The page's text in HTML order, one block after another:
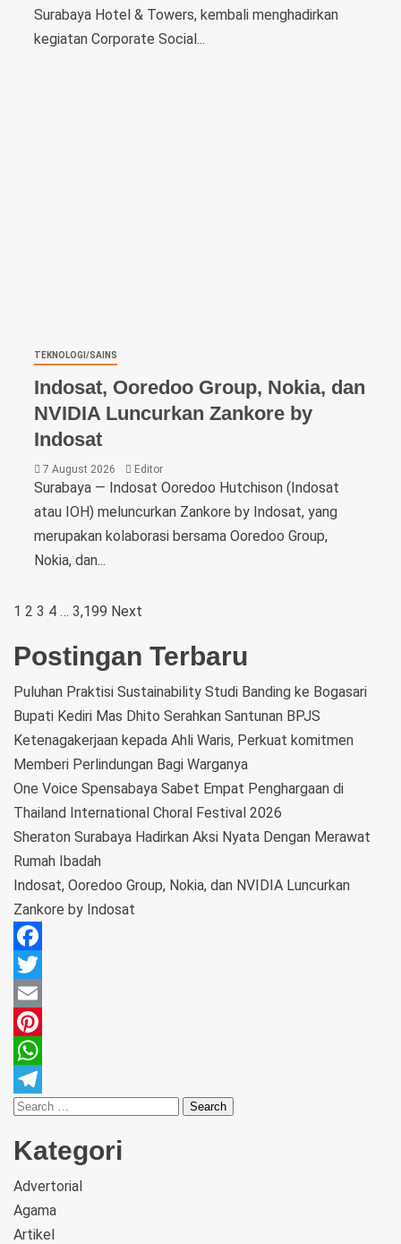
Surabaya Hotel & Towers, kembali menghadirkan
kegiatan Corporate Social...
TEKNOLOGI/SAINS
Indosat, Ooredoo Group, Nokia, dan
NVIDIA Luncurkan Zankore by
Indosat
7 August 2026 Editor
Surabaya — Indosat Ooredoo Hutchison (Indosat
atau IOH) meluncurkan Zankore by Indosat, yang
merupakan kolaborasi bersama Ooredoo Group,
Nokia, dan...
1 2 3 4 … 3,199 Next
Postingan Terbaru
Puluhan Praktisi Sustainability Studi Banding ke Bogasari
Bupati Kediri Mas Dhito Serahkan Santunan BPJS
Ketenagakerjaan kepada Ahli Waris, Perkuat komitmen
Memberi Perlindungan Bagi Warganya
One Voice Spensabaya Sabet Empat Penghargaan di
Thailand International Choral Festival 2026
Sheraton Surabaya Hadirkan Aksi Nyata Dengan Merawat
Rumah Ibadah
Indosat, Ooredoo Group, Nokia, dan NVIDIA Luncurkan
Zankore by Indosat
Facebook
Twitter
Email
Pinterest
WhatsApp
Telegram
Kategori
Advertorial
Agama
Artikel